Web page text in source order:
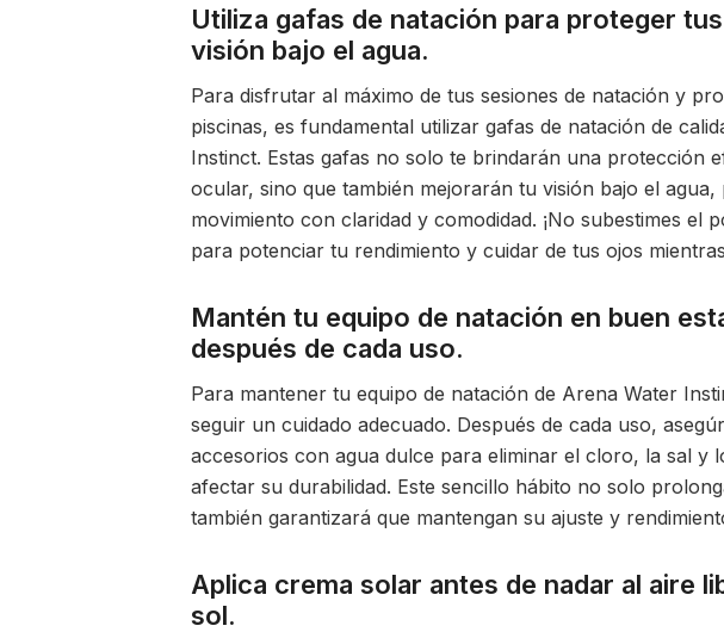
Utiliza gafas de natación para proteger
visión bajo el agua.
Para disfrutar al máximo de tus sesiones de natación y
piscinas, es fundamental utilizar gafas de natación de
Instinct. Estas gafas no solo te brindarán una protección
ocular, sino que también mejorarán tu visión bajo el
movimiento con claridad y comodidad. ¡No subestimes el
para potenciar tu rendimiento y cuidar de tus ojos
Mantén tu equipo de natación en buen
después de cada uso.
Para mantener tu equipo de natación de Arena Water
seguir un cuidado adecuado. Después de cada uso,
accesorios con agua dulce para eliminar el cloro, la sal y
afectar su durabilidad. Este sencillo hábito no solo
también garantizará que mantengan su ajuste y
Aplica crema solar antes de nadar al aire
sol.